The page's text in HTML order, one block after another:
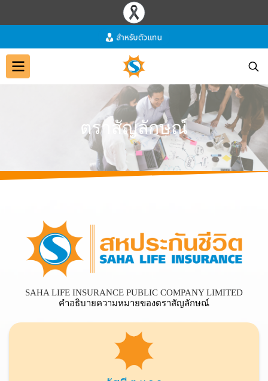
ตรา สัญลักษณ์
SAHA LIFE INSURANCE PUBLIC COMPANY LIMITED
คำอธิบายความหมายของตราสัญลักษณ์